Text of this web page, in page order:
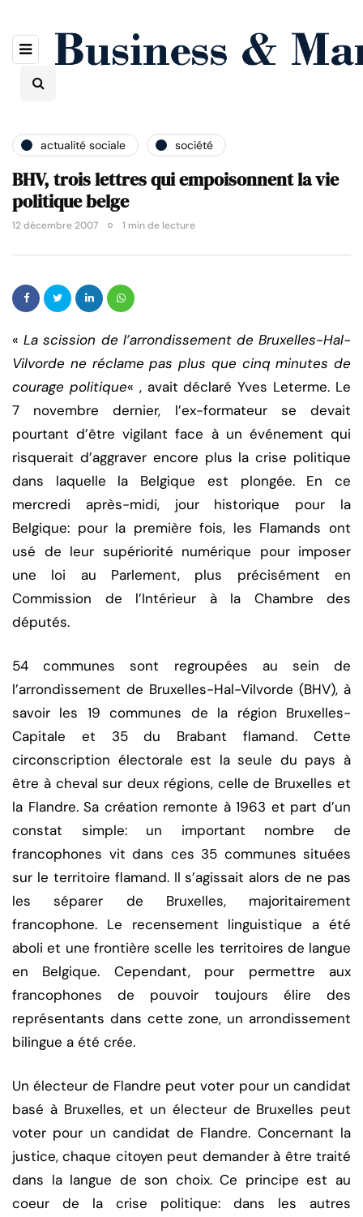
actualité sociale société
BHV, trois lettres qui empoisonnent la vie
politique belge
12 décembre 2007 1 min de lecture
«La scission de l’arrondissement de Bruxelles-Hal-
Vilvorde ne réclame pas plus que cinq minutes de
courage politique« , avait déclaré Yves Leterme. Le
7 novembre dernier, l’ex-formateur se devait
pourtant d’être vigilant face à un événement qui
risquerait d’aggraver encore plus la crise politique
dans laquelle la Belgique est plongée. En ce
mercredi après-midi, jour historique pour la
Belgique: pour la première fois, les Flamands ont
usé de leur supériorité numérique pour imposer
une loi au Parlement, plus précisément en
Commission de l’Intérieur à la Chambre des
députés.
54 communes sont regroupées au sein de
l’arrondissement de Bruxelles-Hal-Vilvorde (BHV), à
savoir les 19 communes de la région Bruxelles-
Capitale et 35 du Brabant flamand. Cette
circonscription électorale est la seule du pays à
être à cheval sur deux régions, celle de Bruxelles et
la Flandre. Sa création remonte à 1963 et part d’un
constat simple: un important nombre de
francophones vit dans ces 35 communes situées
sur le territoire flamand. Il s’agissait alors de ne pas
les séparer de Bruxelles, majoritairement
francophone. Le recensement linguistique a été
aboli et une frontière scelle les territoires de langue
en Belgique. Cependant, pour permettre aux
francophones de pouvoir toujours élire des
représentants dans cette zone, un arrondissement
bilingue a été crée.
Un électeur de Flandre peut voter pour un candidat
basé à Bruxelles, et un électeur de Bruxelles peut
voter pour un candidat de Flandre. Concernant la
justice, chaque citoyen peut demander à être traité
dans la langue de son choix. Ce principe est au
coeur de la crise politique: dans les autres